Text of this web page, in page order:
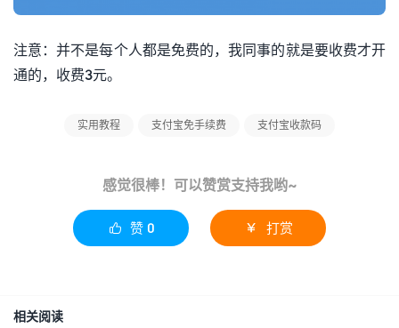
注意：并不是每个人都是免费的，我同事的就是要收费才开
通的，收费3元。
实用教程 支付宝免手续费 支付宝收款码
感觉很棒！可以赞赏支持我哟~
 赞 0  打赏
相关阅读